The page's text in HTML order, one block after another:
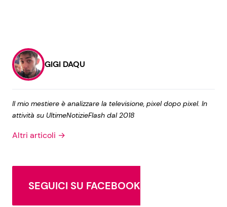
GIGI DAQU
Il mio mestiere è analizzare la televisione, pixel dopo pixel. In
attività su UltimeNotizieFlash dal 2018
Altri articoli →
SEGUICI SU FACEBOOK